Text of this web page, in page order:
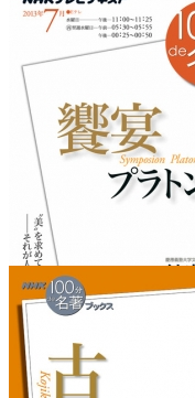
『戦争と平和』
を読みたくなるフレーズ
『饗宴』
を読みたくなるフレーズ